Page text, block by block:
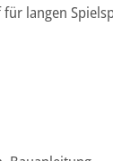
langen